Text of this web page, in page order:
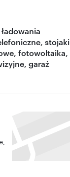
stojaki
fotowoltaika,
garaż
,